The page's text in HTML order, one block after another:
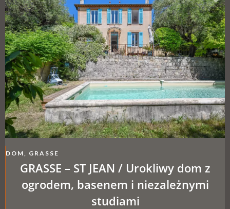
DOM, GRASSE
GRASSE – ST JEAN / Urokliwy dom z
ogrodem, basenem i niezależnymi
studiami